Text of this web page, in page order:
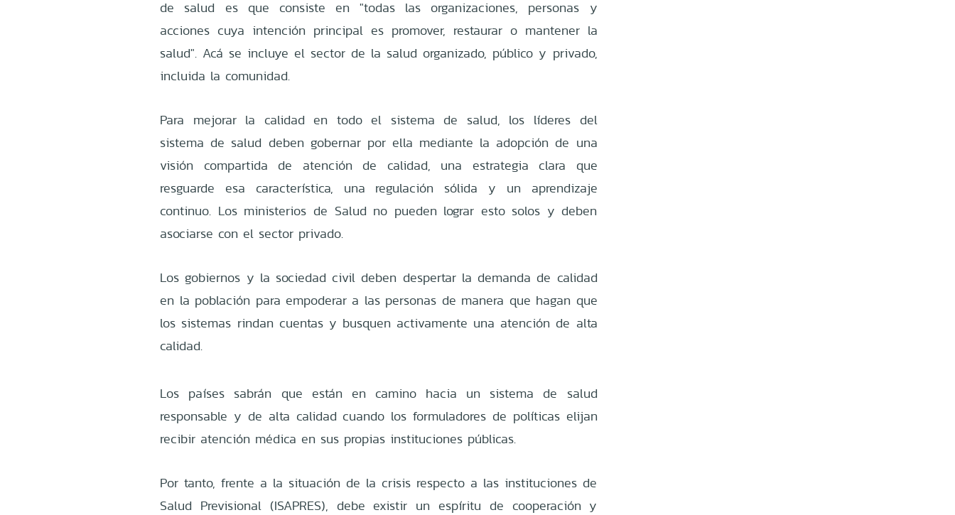
de salud es que consiste en "todas las organizaciones, personas y
acciones cuya intención principal es promover, restaurar o mantener la
salud". Acá se incluye el sector de la salud organizado, público y privado,
incluida la comunidad.
Para mejorar la calidad en todo el sistema de salud, los líderes del
sistema de salud deben gobernar por ella mediante la adopción de una
visión compartida de atención de calidad, una estrategia clara que
resguarde esa característica, una regulación sólida y un aprendizaje
continuo. Los ministerios de Salud no pueden lograr esto solos y deben
asociarse con el sector privado.
Los gobiernos y la sociedad civil deben despertar la demanda de calidad
en la población para empoderar a las personas de manera que hagan que
los sistemas rindan cuentas y busquen activamente una atención de alta
calidad.
Los países sabrán que están en camino hacia un sistema de salud
responsable y de alta calidad cuando los formuladores de políticas elijan
recibir atención médica en sus propias instituciones públicas.
Por tanto, frente a la situación de la crisis respecto a las instituciones de
Salud Previsional (ISAPRES), debe existir un espíritu de cooperación y